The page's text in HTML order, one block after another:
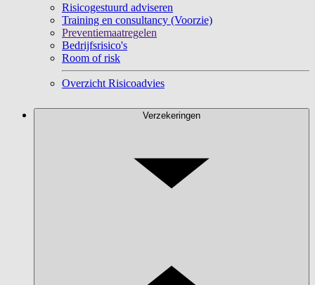
Risicogestuurd adviseren
Training en consultancy (Voorzie)
Preventiemaatregelen
Bedrijfsrisico's
Room of risk
Overzicht Risicoadvies
Verzekeringen